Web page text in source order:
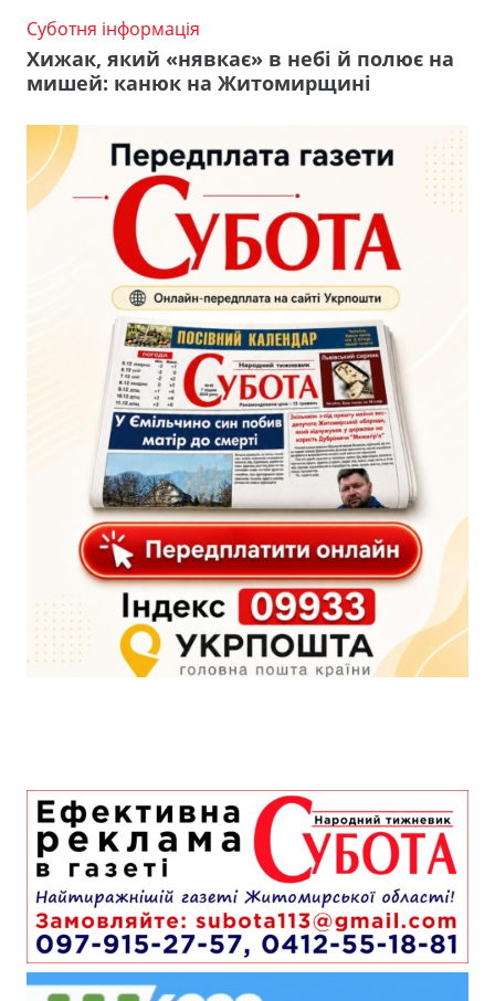
Суботня інформація
Хижак, який «нявкає» в небі й полює на
мишей: канюк на Житомирщині